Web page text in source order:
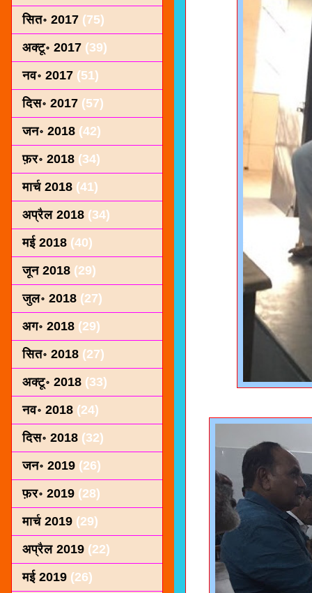
सित॰ 2017 (75)
अक्टू॰ 2017 (39)
नव॰ 2017 (51)
दिस॰ 2017 (57)
जन॰ 2018 (42)
फ़र॰ 2018 (34)
मार्च 2018 (41)
अप्रैल 2018 (34)
मई 2018 (40)
जून 2018 (29)
जुल॰ 2018 (27)
अग॰ 2018 (29)
सित॰ 2018 (27)
अक्टू॰ 2018 (33)
नव॰ 2018 (24)
दिस॰ 2018 (32)
जन॰ 2019 (26)
फ़र॰ 2019 (28)
मार्च 2019 (29)
अप्रैल 2019 (22)
मई 2019 (26)